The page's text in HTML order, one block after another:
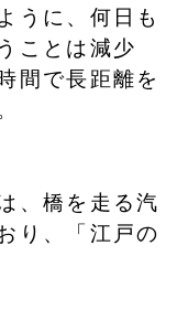
うに、何日も
ことは減少
間で長距離を
、橋を走る汽
り、「江戸の